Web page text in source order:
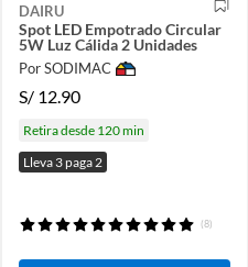
DAIRU
Spot LED Empotrado Circular
5W Luz Cálida 2 Unidades
Por SODIMAC
S/ 12.90
Retira desde 120 min
Lleva 3 paga 2
(8)